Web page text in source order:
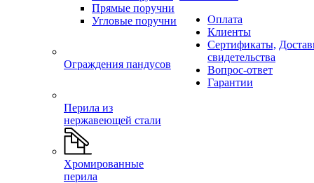
Прямые поручни
Угловые поручни
Ограждения пандусов
Перила из
нержавеющей стали
Хромированные
перила
Оплата
Клиенты
Сертификаты,
свидетельства
Вопрос-ответ
Гарантии